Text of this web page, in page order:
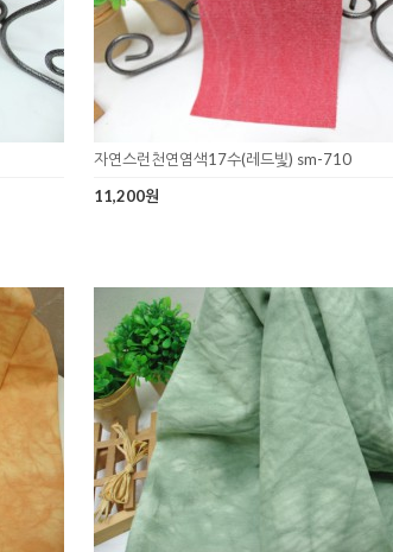
자연스런천연염색17수(레드빛) sm-710
11,200원